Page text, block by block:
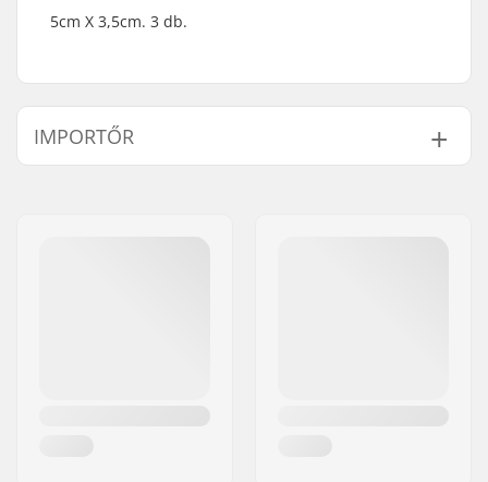
5cm X 3,5cm. 3 db.
IMPORTŐR